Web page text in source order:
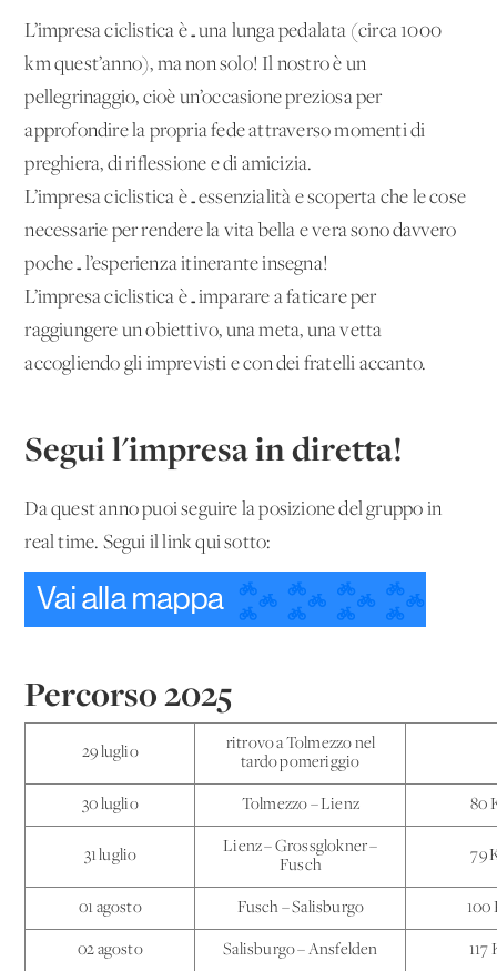
L’impresa ciclistica è…una lunga pedalata (circa 1000
km quest’anno), ma non solo! Il nostro è un
pellegrinaggio, cioè un’occasione preziosa per
approfondire la propria fede attraverso momenti di
preghiera, di riflessione e di amicizia.
L’impresa ciclistica è…essenzialità e scoperta che le cose
necessarie per rendere la vita bella e vera sono davvero
poche…l’esperienza itinerante insegna!
L’impresa ciclistica è…imparare a faticare per
raggiungere un obiettivo, una meta, una vetta
accogliendo gli imprevisti e con dei fratelli accanto.
Segui l'impresa in diretta!
Da quest'anno puoi seguire la posizione del gruppo in
real time. Segui il link qui sotto:
Percorso 2025
29 luglio
ritrovo a Tolmezzo nel
tardo pomeriggio
30 luglio Tolmezzo – Lienz 80
31 luglio
Lienz – Grossglokner –
Fusch
79
01 agosto Fusch – Salisburgo 100
02 agosto Salisburgo – Ansfelden 117